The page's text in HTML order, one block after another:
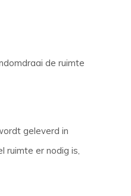
de ruimte
geleverd in
ruimte er nodig is,